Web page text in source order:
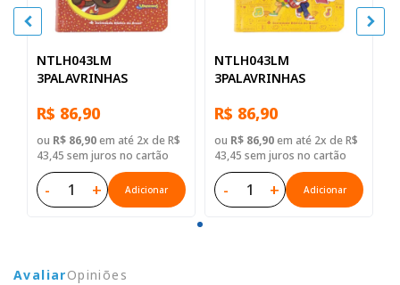
NTLH043LM
3PALAVRINHAS
R$ 86,90
ou R$ 86,90em até 2x de R$
43,45 sem juros no cartão
- + Adicionar
NTLH043LM
3PALAVRINHAS
R$ 86,90
ou R$ 86,90em até 2x de R$
43,45 sem juros no cartão
- + Adicionar
AvaliarOpiniões